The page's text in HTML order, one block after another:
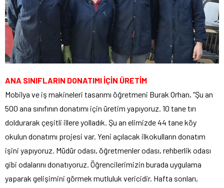
ANA SINIFLARIN DONATIMI İÇİN ÜRETİM
Mobilya ve iş makineleri tasarımı öğretmeni Burak Orhan, “Şu an
500 ana sınıfının donatımı için üretim yapıyoruz. 10 tane tırı
doldurarak çeşitli illere yolladık. Şu an elimizde 44 tane köy
okulun donatımı projesi var. Yeni açılacak ilkokulların donatım
işini yapıyoruz. Müdür odası, öğretmenler odası, rehberlik odası
gibi odalarını donatıyoruz. Öğrencilerimizin burada uygulama
yaparak gelişimini görmek mutluluk vericidir. Hafta sonları,